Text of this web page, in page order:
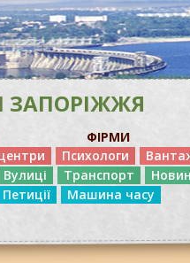
ЗАПОРІЖЖЯ
ФІРМИ
Психологи
Вулиці Транспорт
Петиції Машина часу